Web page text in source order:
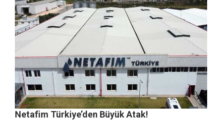
Netafim Türkiye’den Büyük Atak!